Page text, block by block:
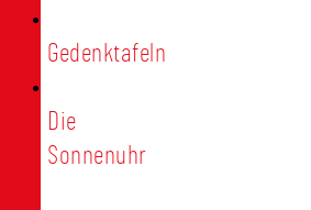
Gedenktafeln
Die
Sonnenuhr